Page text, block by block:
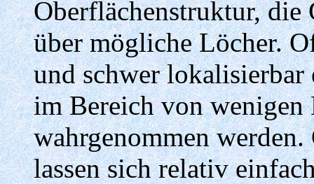
Oberflächenstruktur, die
über mögliche Löcher.
und schwer
im Bereich von wenigen
wahrgenommen
lassen sich relativ